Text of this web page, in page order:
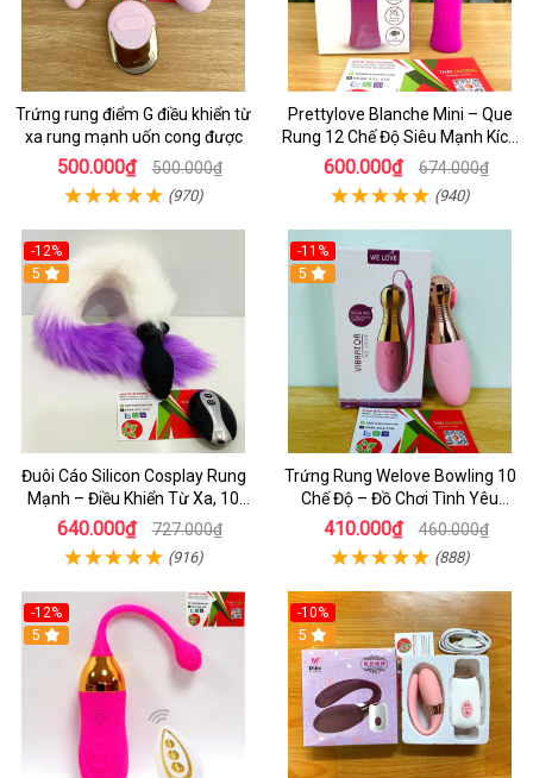
Trứng rung điểm G điều khiển từ
xa rung mạnh uốn cong được
500.000₫ 500.000₫
(970)
Prettylove Blanche Mini – Que
Rung 12 Chế Độ Siêu Mạnh Kích
Thích Điểm G Đê Mê
600.000₫ 674.000₫
(940)
-12%
5
Đuôi Cáo Silicon Cosplay Rung
Mạnh – Điều Khiển Từ Xa, 10
Chế Độ Cực Kích Thích
640.000₫ 727.000₫
(916)
-11%
5
Trứng Rung Welove Bowling 10
Chế Độ – Đồ Chơi Tình Yêu
Không Dây Cực Mạnh Cho Nữ
Giới
410.000₫ 460.000₫
(888)
-12%
5
-10%
5